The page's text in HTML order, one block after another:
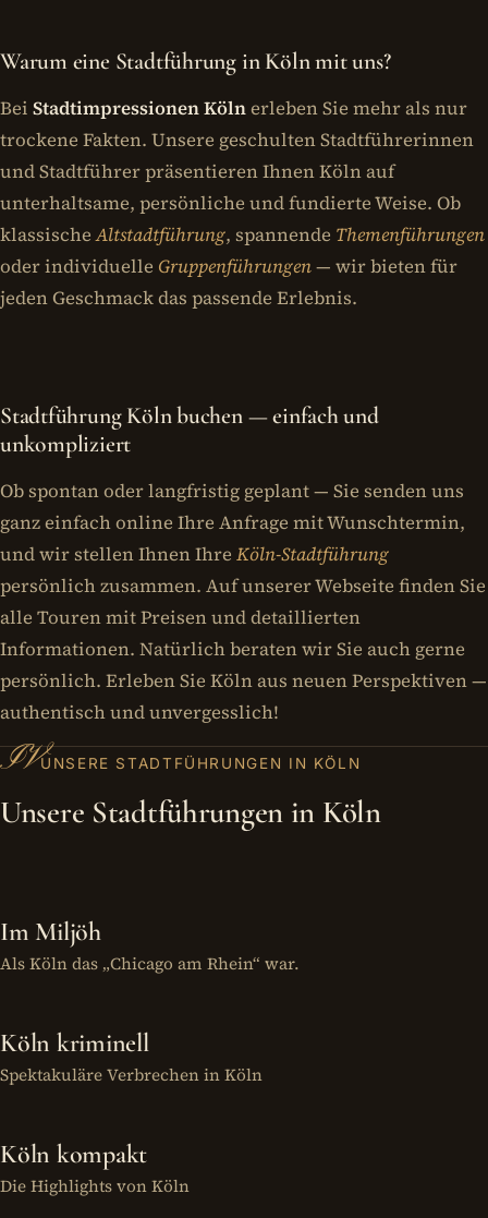
Warum eine Stadtführung in Köln mit uns?
Bei Stadtimpressionen Kölnerleben Sie mehr als nur
trockene Fakten. Unsere geschulten Stadtführerinnen
und Stadtführer präsentieren Ihnen Köln auf
unterhaltsame, persönliche und fundierte Weise. Ob
klassischeAltstadtführung, spannende Themenführungen
oder individuelle Gruppenführungen— wir bieten für
jeden Geschmack das passende Erlebnis.
Stadtführung Köln buchen — einfach und
unkompliziert
Ob spontan oder langfristig geplant — Sie senden uns
ganz einfach online Ihre Anfrage mit Wunschtermin,
und wir stellen Ihnen Ihre Köln-Stadtführung
persönlich zusammen. Auf unserer Webseite finden Sie
alle Touren mit Preisen und detaillierten
Informationen. Natürlich beraten wir Sie auch gerne
persönlich. Erleben Sie Köln aus neuen Perspektiven —
authentisch und unvergesslich!
IVUNSERE STADTFÜHRUNGEN IN KÖLN
Unsere Stadtführungen in Köln
Im Miljöh
Als Köln das „Chicago am Rhein“ war.
Köln kriminell
Spektakuläre Verbrechen in Köln
Köln kompakt
Die Highlights von Köln